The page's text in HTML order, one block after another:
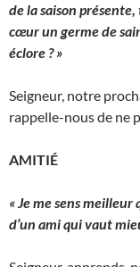
de la saison
cœur un germe de
éclore ? »
Seigneur, notre
rappelle-nous de ne
AMITIÉ
« Je me sens
d’un ami qui vaut